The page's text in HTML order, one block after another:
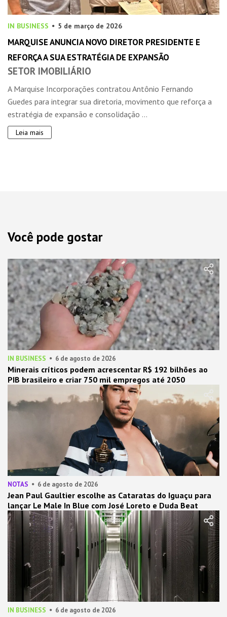
IN BUSINESS 5 de março de 2026
MARQUISE ANUNCIA NOVO DIRETOR PRESIDENTE E
REFORÇA A SUA ESTRATÉGIA DE EXPANSÃO
SETOR IMOBILIÁRIO
A Marquise Incorporações contratou Antônio Fernando
Guedes para integrar sua diretoria, movimento que reforça a
estratégia de expansão e consolidação ...
Leia mais
Você pode gostar
IN BUSINESS 6 de agosto de 2026
Minerais críticos podem acrescentar R$ 192 bilhões ao
PIB brasileiro e criar 750 mil empregos até 2050
NOTAS 6 de agosto de 2026
Jean Paul Gaultier escolhe as Cataratas do Iguaçu para
lançar Le Male In Blue com José Loreto e Duda Beat
IN BUSINESS 6 de agosto de 2026